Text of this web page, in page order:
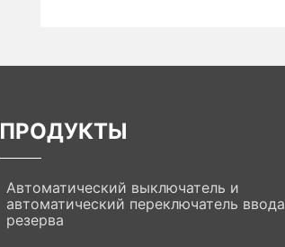
ПРОДУКТЫ
Автоматический выключатель и
автоматический переключатель ввода
резерва